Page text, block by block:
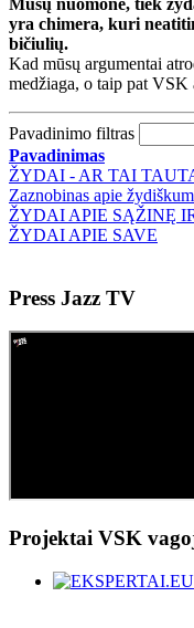
Mūsų nuomone, tiek
yra chimera, kuri
bičiulių.
Kad mūsų argumentai
medžiaga, o taip pat VSK
Pavadinimo filtras
Pavadinimas
ŽYDAI - AR TAI
Zaznobinas apie
ŽYDAI APIE SĄŽINĘ
ŽYDAI APIE SAVE
Press Jazz TV
Projektai VSK